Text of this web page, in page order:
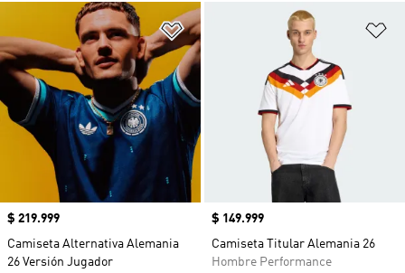
Añadir a la lista de deseos
Precio
$ 219.999
Camiseta Alternativa Alemania
26 Versión Jugador
Precio
$ 149.999
Camiseta Titular Alemania 26
Hombre Performance